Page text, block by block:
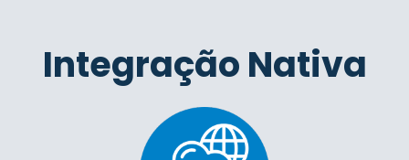
Integração Nativa